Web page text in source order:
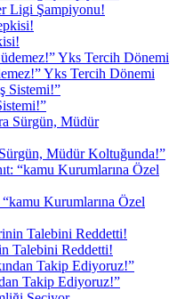
Ligi Şampiyonu!
Yks Tercih Dönemi
Müdür Koltuğunda!”
Kurumlarına Özel
Talebini Reddetti!
Takip Ediyoruz!”